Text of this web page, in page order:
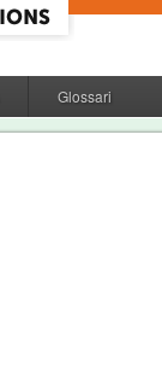
Glossari